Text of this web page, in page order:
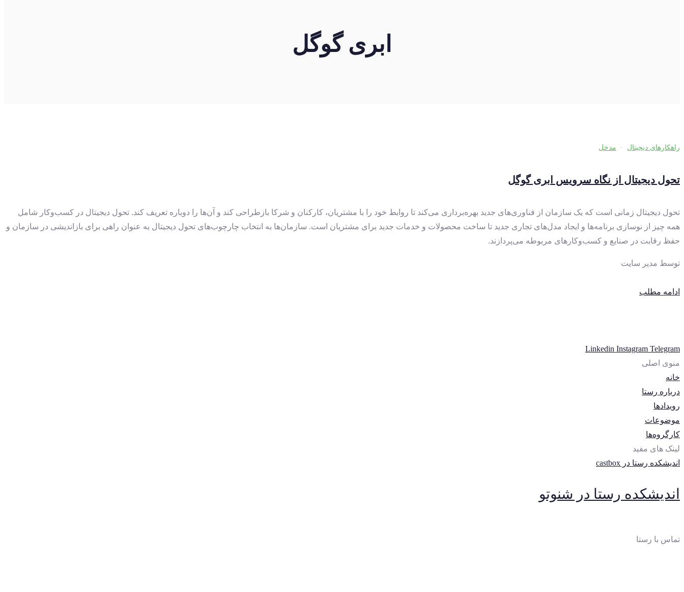
ابری گوگل
راهکارهای دیجیتال · مدخل
تحول دیجیتال از نگاه سرویس ابری گوگل
تحول دیجیتال زمانی است که یک سازمان از فناوری‌های جدید بهره‌برداری می‌کند تا روابط خود را با مشتریان، کارکنان و شرکا بازطراحی کند و آن‌ها را دوباره تعریف کند. تحول دیجیتال در کسب‌وکار شامل
همه چیز از نوسازی برنامه‌ها و ایجاد مدل‌های تجاری جدید تا ساخت محصولات و خدمات جدید برای مشتریان است. سازمان‌ها به انتخاب چارچوب‌های تحول دیجیتال به عنوان راهی برای بازاندیشی در سازمان و
حفظ رقابت در صنایع و کسب‌وکارهای مربوطه می‌پردازند.
توسط مدیر سایت
ادامه مطلب
Linkedin Instagram Telegram
منوی اصلی
خانه
درباره رستا
رویدادها
موضوعات
کارگروه‌ها
لینک های مفید
اندیشکده رستا در castbox
اندیشکده رستا در شنوتو
تماس با رستا